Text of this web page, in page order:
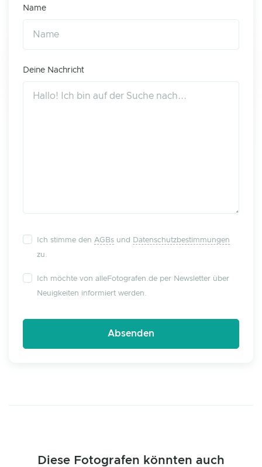
Name
Deine Nachricht
Ich stimme den AGBs und
Datenschutzbestimmungen
zu.
Ich möchte von alleFotografen.de per Newsletter über
Neuigkeiten informiert werden.
Diese Fotografen könnten auch